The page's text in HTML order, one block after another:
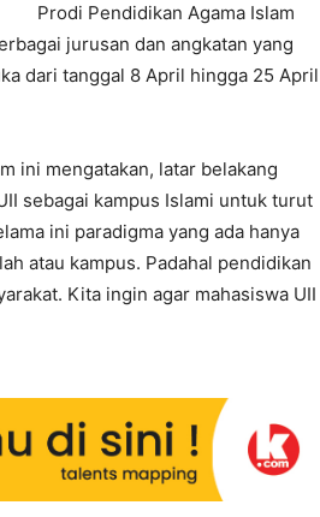
Prodi Pendidikan Agama Islam
jurusan dan angkatan yang
dari tanggal 8 April hingga 25 April
ini mengatakan, latar belakang
sebagai kampus Islami untuk turut
ini paradigma yang ada hanya
atau kampus. Padahal pendidikan
Kita ingin agar mahasiswa UII